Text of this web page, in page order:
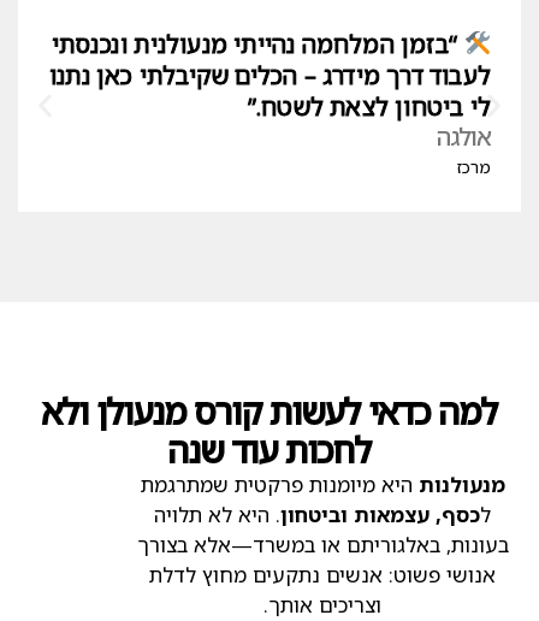
“בזמן המלחמה נהייתי מנעולנית ונכנסתי
לעבוד דרך מידרג – הכלים שקיבלתי כאן נתנו
לי ביטחון לצאת לשטח.”
אולגה
מרכז
למה כדאי לעשות קורס מנעולן ולא
לחכות עוד שנה
מנעולנות היא מיומנות פרקטית שמתרגמת
לכסף, עצמאות וביטחון. היא לא תלויה
בעונות, באלגוריתם או במשרד—אלא בצורך
אנושי פשוט: אנשים נתקעים מחוץ לדלת
וצריכים אותך.